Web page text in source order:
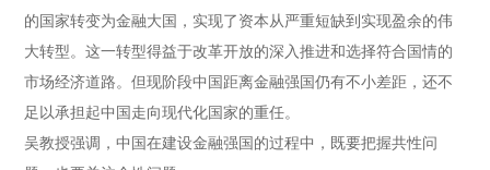
的国家转变为金融大国，实现了资本从严重短缺到实现盈余的伟
大转型。这一转型得益于改革开放的深入推进和选择符合国情的
市场经济道路。但现阶段中国距离金融强国仍有不小差距，还不
足以承担起中国走向现代化国家的重任。
吴教授强调，中国在建设金融强国的过程中，既要把握共性问